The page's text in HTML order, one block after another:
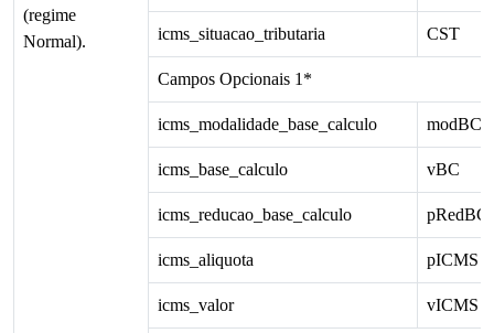
(regime
Normal).
icms_situacao_tributaria CST
Campos Opcionais 1*
icms_modalidade_base_calculo modBC
icms_base_calculo vBC
icms_reducao_base_calculo pRedBC
icms_aliquota pICMS
icms_valor vICMS